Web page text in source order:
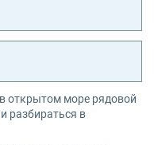
открытом море рядовой
разбираться в